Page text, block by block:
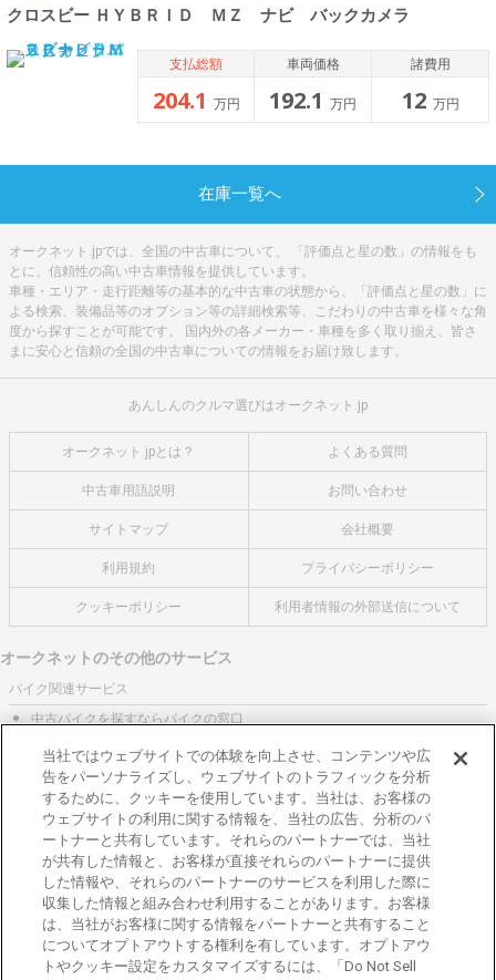
クロスビー ＨＹＢＲＩＤ ＭＺ ナビ バックカメラ
支払総額
204.1 万円
車両価格
192.1 万円
諸費用
12 万円
在庫一覧へ
オークネット.jpでは、全国の中古車について、 「評価点と星の数」の情報をも
とに、信頼性の高い中古車情報を提供しています。
車種・エリア・走行距離等の基本的な中古車の状態から、「評価点と星の数」に
よる検索、装備品等のオプション等の詳細検索等、こだわりの中古車を様々な角
度から探すことが可能です。 国内外の各メーカー・車種を多く取り揃え、皆さ
まに安心と信頼の全国の中古車についての情報をお届け致します。
あんしんのクルマ選びはオークネット.jp
オークネット.jpとは？ よくある質問
中古車用語説明 お問い合わせ
サイトマップ 会社概要
利用規約 プライバシーポリシー
クッキーポリシー 利用者情報の外部送信について
オークネットのその他のサービス
バイク関連サービス
中古バイクを探すならバイクの窓口
レンタルバイクに乗るならモトオークレンタルバイク
ブランド関連サービス
ブランド品の買取はギャラリーレア
東京都公安委員会許可 第301001105434号
株式会社オークネット
© 2007‐ AUCNET INC.
加盟店専用ページはこちら
当社ではウェブサイトでの体験を向上させ、コンテンツや広
告をパーソナライズし、ウェブサイトのトラフィックを分析
するために、クッキーを使用しています。当社は、お客様の
ウェブサイトの利用に関する情報を、当社の広告、分析のパ
ートナーと共有しています。それらのパートナーでは、当社
が共有した情報と、お客様が直接それらのパートナーに提供
した情報や、それらのパートナーのサービスを利用した際に
収集した情報と組み合わせ利用することがあります。お客様
は、当社がお客様に関する情報をパートナーと共有すること
についてオプトアウトする権利を有しています。オプトアウ
トやクッキー設定をカスタマイズするには、「Do Not Sell